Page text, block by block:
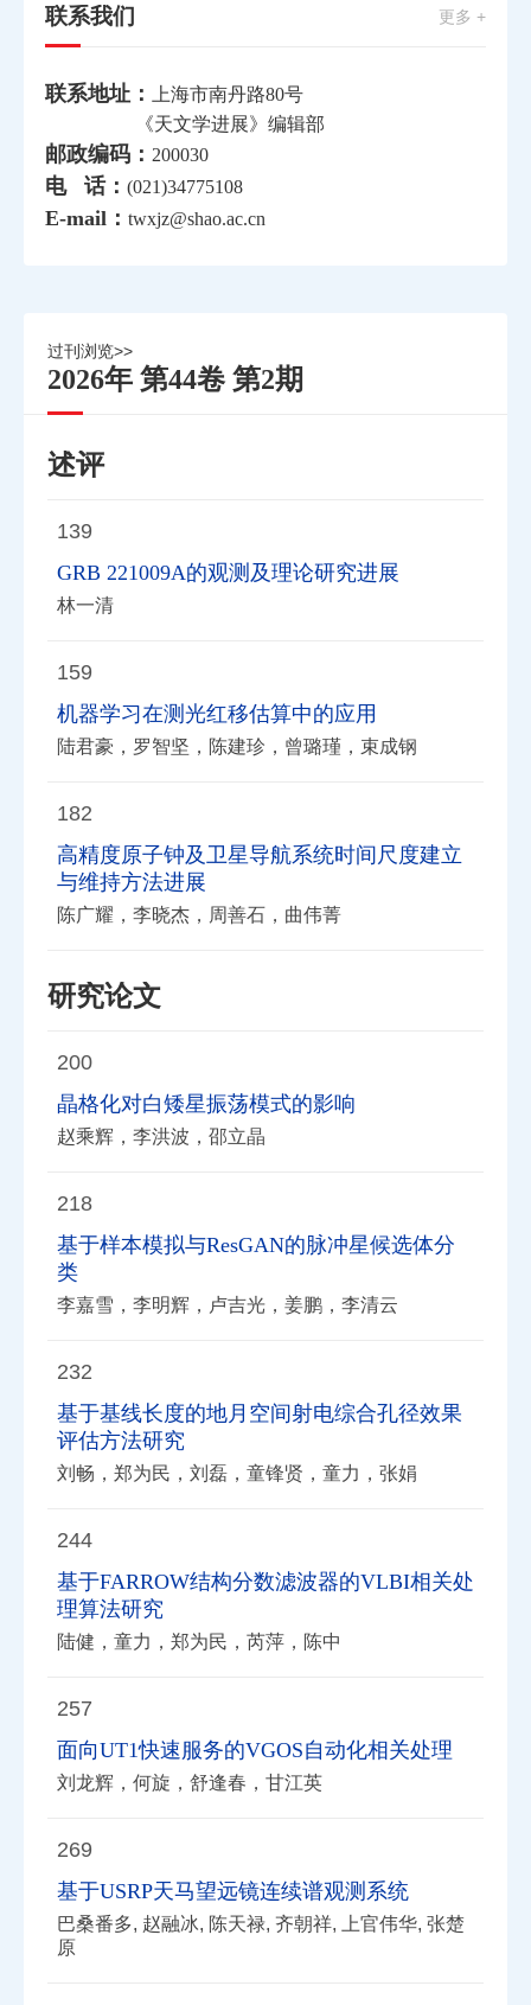
联系我们 更多 +
联系地址：
上海市南丹路80号
《天文学进展》编辑部
邮政编码： 200030
电 话： (021)34775108
E-mail： twxjz@shao.ac.cn
过刊浏览>>
2026年 第44卷 第2期
述评
139
GRB 221009A的观测及理论研究进展
林一清
159
机器学习在测光红移估算中的应用
陆君豪，罗智坚，陈建珍，曾璐瑾，束成钢
182
高精度原子钟及卫星导航系统时间尺度建立
与维持方法进展
陈广耀，李晓杰，周善石，曲伟菁
研究论文
200
晶格化对白矮星振荡模式的影响
赵乘辉，李洪波，邵立晶
218
基于样本模拟与ResGAN的脉冲星候选体分
类
李嘉雪，李明辉，卢吉光，姜鹏，李清云
232
基于基线长度的地月空间射电综合孔径效果
评估方法研究
刘畅，郑为民，刘磊，童锋贤，童力，张娟
244
基于FARROW结构分数滤波器的VLBI相关处
理算法研究
陆健，童力，郑为民，芮萍，陈中
257
面向UT1快速服务的VGOS自动化相关处理
刘龙辉，何旋，舒逢春，甘江英
269
基于USRP天马望远镜连续谱观测系统
巴桑番多, 赵融冰, 陈天禄, 齐朝祥, 上官伟华, 张楚
原